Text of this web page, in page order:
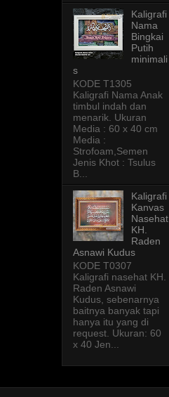
Kaligrafi
Nama
Bingkai
Putih
minimali
s
KODE T1305
Kaligrafi Nama Anak
timbul indah dan
menarik. Ukuran
Media : 60 x 40 cm
Media :
Strofoam,Semen
Jenis Khot : Tsulus
B...
Kaligrafi
Kanvas
Nasehat
KH.
Raden
Asnawi Kudus
KODE T0307
Kaligrafi nasehat KH.
Raden Asnawi
Kudus, sebenarnya
baitnya banyak tapi
hanya itu yang di
request. Ukuran: 60
x 40 Jen...